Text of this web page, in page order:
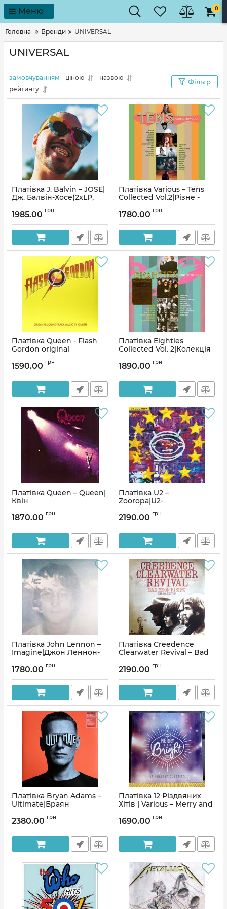
Меню 0
Головна Бренди UNIVERSAL
UNIVERSAL
замовчуванням ціною
назвою
рейтингу
Фільтр
Платівка J. Balvin – JOSE|
Дж. Балвін-Хосе(2xLP,
Marble Vinyl)
Артикул: 241813
1985.00 грн
Платівка Various – Tens
Collected Vol.2|Різне -
Десятки Збірка
Vol.2(2xLP)
Артикул: 275291
1780.00 грн
Платівка Queen - Flash
Gordon original
Queen|Королева-Флеш
Артикул: 137139
1590.00 грн
Платівка Eighties
Collected Vol. 2|Колекція
Артикул: 271539
1890.00 грн
Платівка Queen – Queen|
Квін
1870.00 грн
Платівка U2 –
Zooropa|U2-
Артикул: 136898
2190.00 грн
Платівка John Lennon –
Imagine|Джон Леннон-
Уявіть собі
Артикул: 137374
1780.00 грн
Платівка Creedence
Clearwater Revival – Bad
Collection
Артикул: 136539
2190.00 грн
Платівка Bryan Adams –
Ultimate|Браян
Артикул: 136734
2380.00 грн
Платівка 12 Різдвяних
Хітів | Various – Merry and
Артикул: 71131
1690.00 грн